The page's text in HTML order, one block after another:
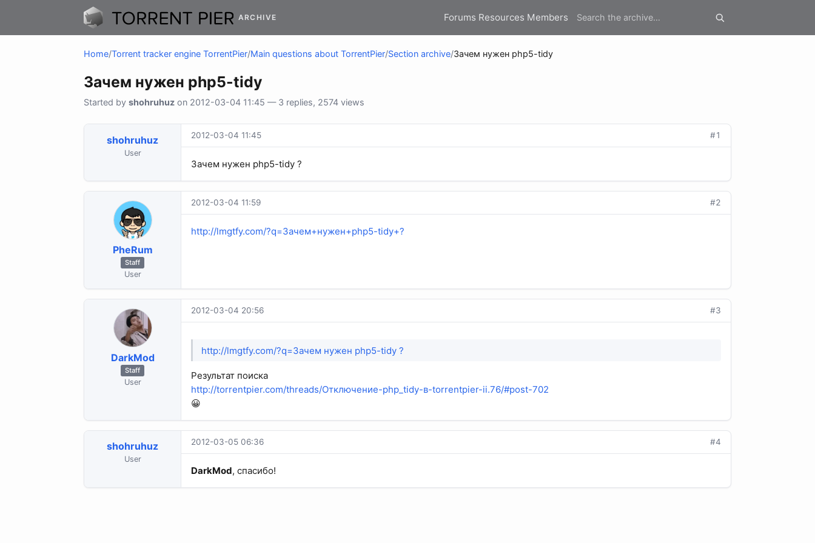
ARCHIVE Forums Resources Members
Home/Torrent tracker engine TorrentPier/Main questions about TorrentPier/Section archive/Зачем нужен php5-tidy
Зачем нужен php5-tidy
Started by shohruhuz on 2012-03-04 11:45 — 3 replies, 2574 views
shohruhuz
User
2012-03-04 11:45 #1
Зачем нужен php5-tidy ?
PheRum
Staff
User
2012-03-04 11:59 #2
http://lmgtfy.com/?q=Зачем+нужен+php5-tidy+?
DarkMod
Staff
User
2012-03-04 20:56 #3
http://lmgtfy.com/?q=Зачем нужен php5-tidy ?
Результат поиска
http://torrentpier.com/threads/Отключение-php_tidy-в-torrentpier-ii.76/#post-702
😀
shohruhuz
User
2012-03-05 06:36 #4
DarkMod, спасибо!